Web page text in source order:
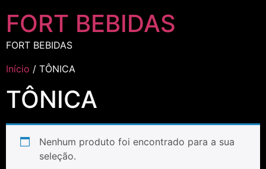
FORT BEBIDAS
FORT BEBIDAS
Início / TÔNICA
TÔNICA
Nenhum produto foi encontrado para a sua
seleção.